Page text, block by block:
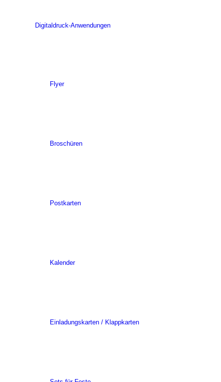
Digitaldruck-Anwendungen
Flyer
Broschüren
Postkarten
Kalender
Einladungskarten / Klappkarten